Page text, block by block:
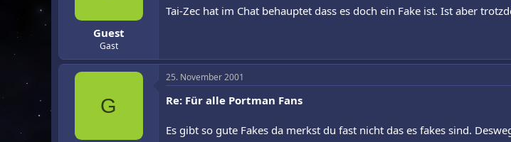
Guest
Gast
Tai-Zec hat im Chat behauptet dass es doch ein Fake ist. Ist aber
G
25. November 2001
Re: Für alle Portman Fans
Es gibt so gute Fakes da merkst du fast nicht das es fakes sind.